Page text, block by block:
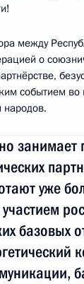
между
о
событием
народов.
занимает
уже
базовых